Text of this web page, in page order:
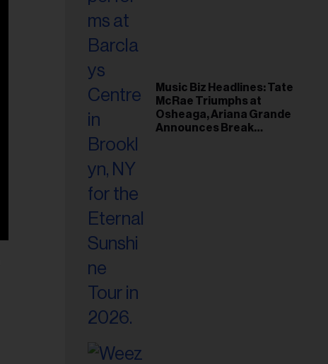
Music Biz Headlines: Tate
McRae Triumphs at
Osheaga, Ariana Grande
Announces Break